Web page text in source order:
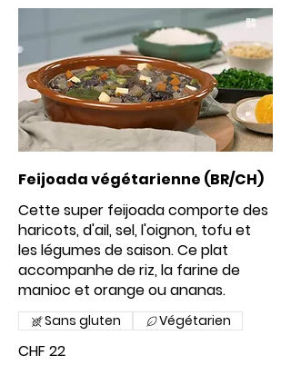
Feijoada végétarienne (BR/CH)
Cette super feijoada comporte des
haricots, d'ail, sel, l'oignon, tofu et
les légumes de saison. Ce plat
accompanhe de riz, la farine de
manioc et orange ou ananas.
CHF 22
Sans gluten Végétarien